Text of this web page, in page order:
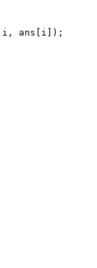
i, ans[i]);